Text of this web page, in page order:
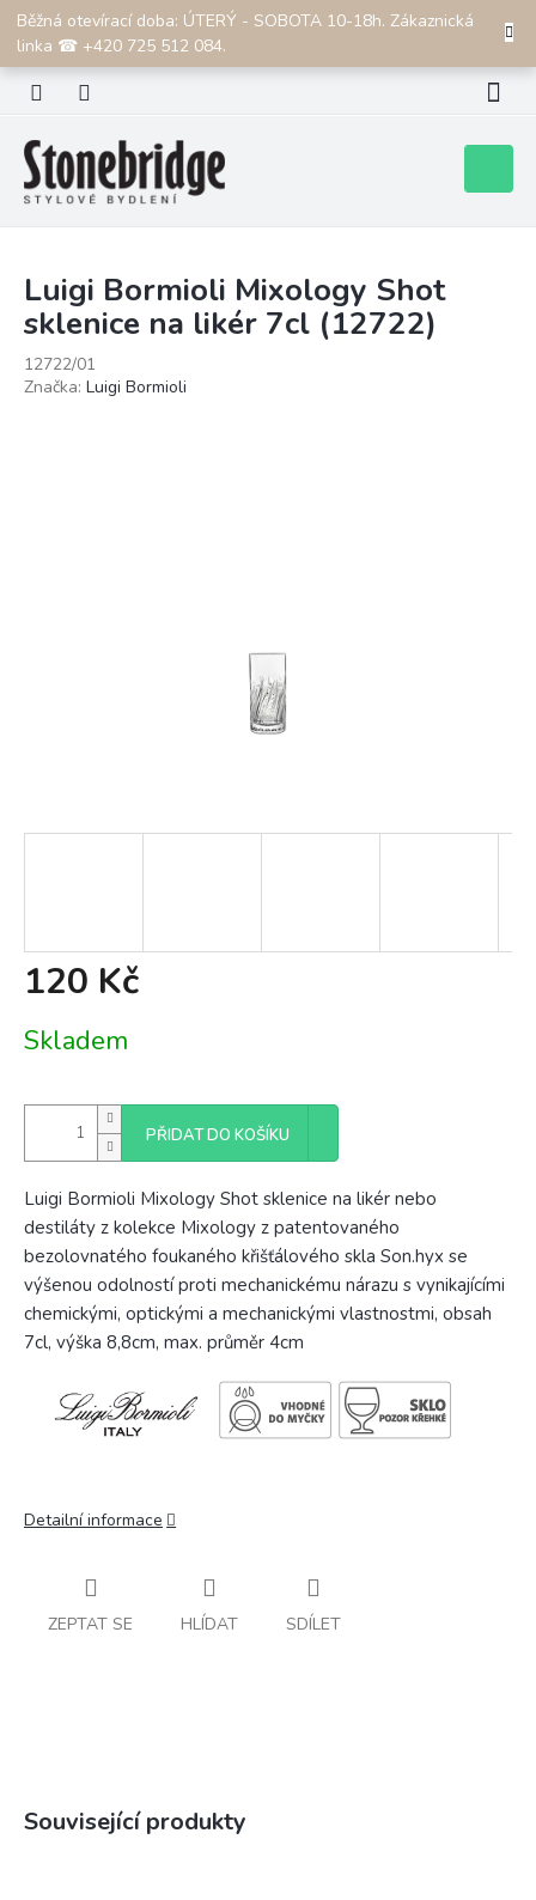
Přejít
obsah
Běžná otevírací doba: ÚTERÝ - SOBOTA 10-18h. Zákaznická
linka ☎ +420 725 512 084.
CZK
košík
Luigi Bormioli Mixology Shot
sklenice na likér 7cl (12722)
12722/01
Značka: Luigi Bormioli
120 Kč
cena:
Skladem
PŘIDAT DO KOŠÍKU
Luigi Bormioli Mixology Shot sklenice na likér nebo
destiláty z kolekce Mixology z patentovaného
bezolovnatého foukaného křišťálového skla Son.hyx se
výšenou odolností proti mechanickému nárazu s vynikajícími
chemickými, optickými a mechanickými vlastnostmi, obsah
7cl, výška 8,8cm, max. průměr 4cm
Detailní informace
ZEPTAT SE HLÍDAT SDÍLET
Související produkty